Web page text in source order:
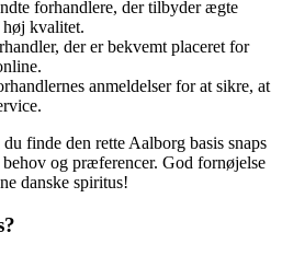
forhandlere, der tilbyder ægte
høj kvalitet.
der er bekvemt placeret for
anmeldelser for at sikre, at
finde den rette Aalborg basis snaps
og præferencer. God fornøjelse
danske spiritus!